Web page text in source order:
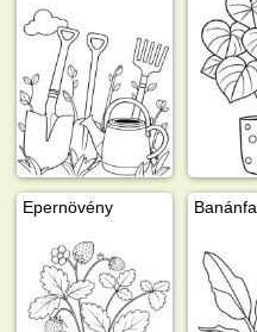
Epernövény Banánfa